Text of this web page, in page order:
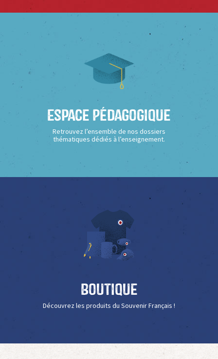
Espace Pédagogique
Retrouvez l’ensemble de nos dossiers
thématiques dédiés à l’enseignement.
Boutique
Découvrez les produits du Souvenir Français !